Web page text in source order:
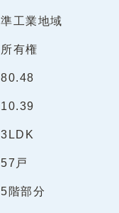
準工業地域
所有権
80.48
10.39
3LDK
57戸
5階部分